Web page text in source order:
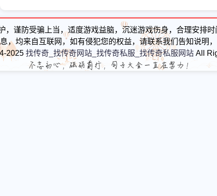
显玩家真实硬实力
，谨防受骗上当，适度游戏益脑，沉迷游戏伤身，合理安排
，均来自互联网，如有侵犯您的权益，请联系我们告知说明
2025 找传奇_找传奇网站_找传奇私服_找传奇私服网站All